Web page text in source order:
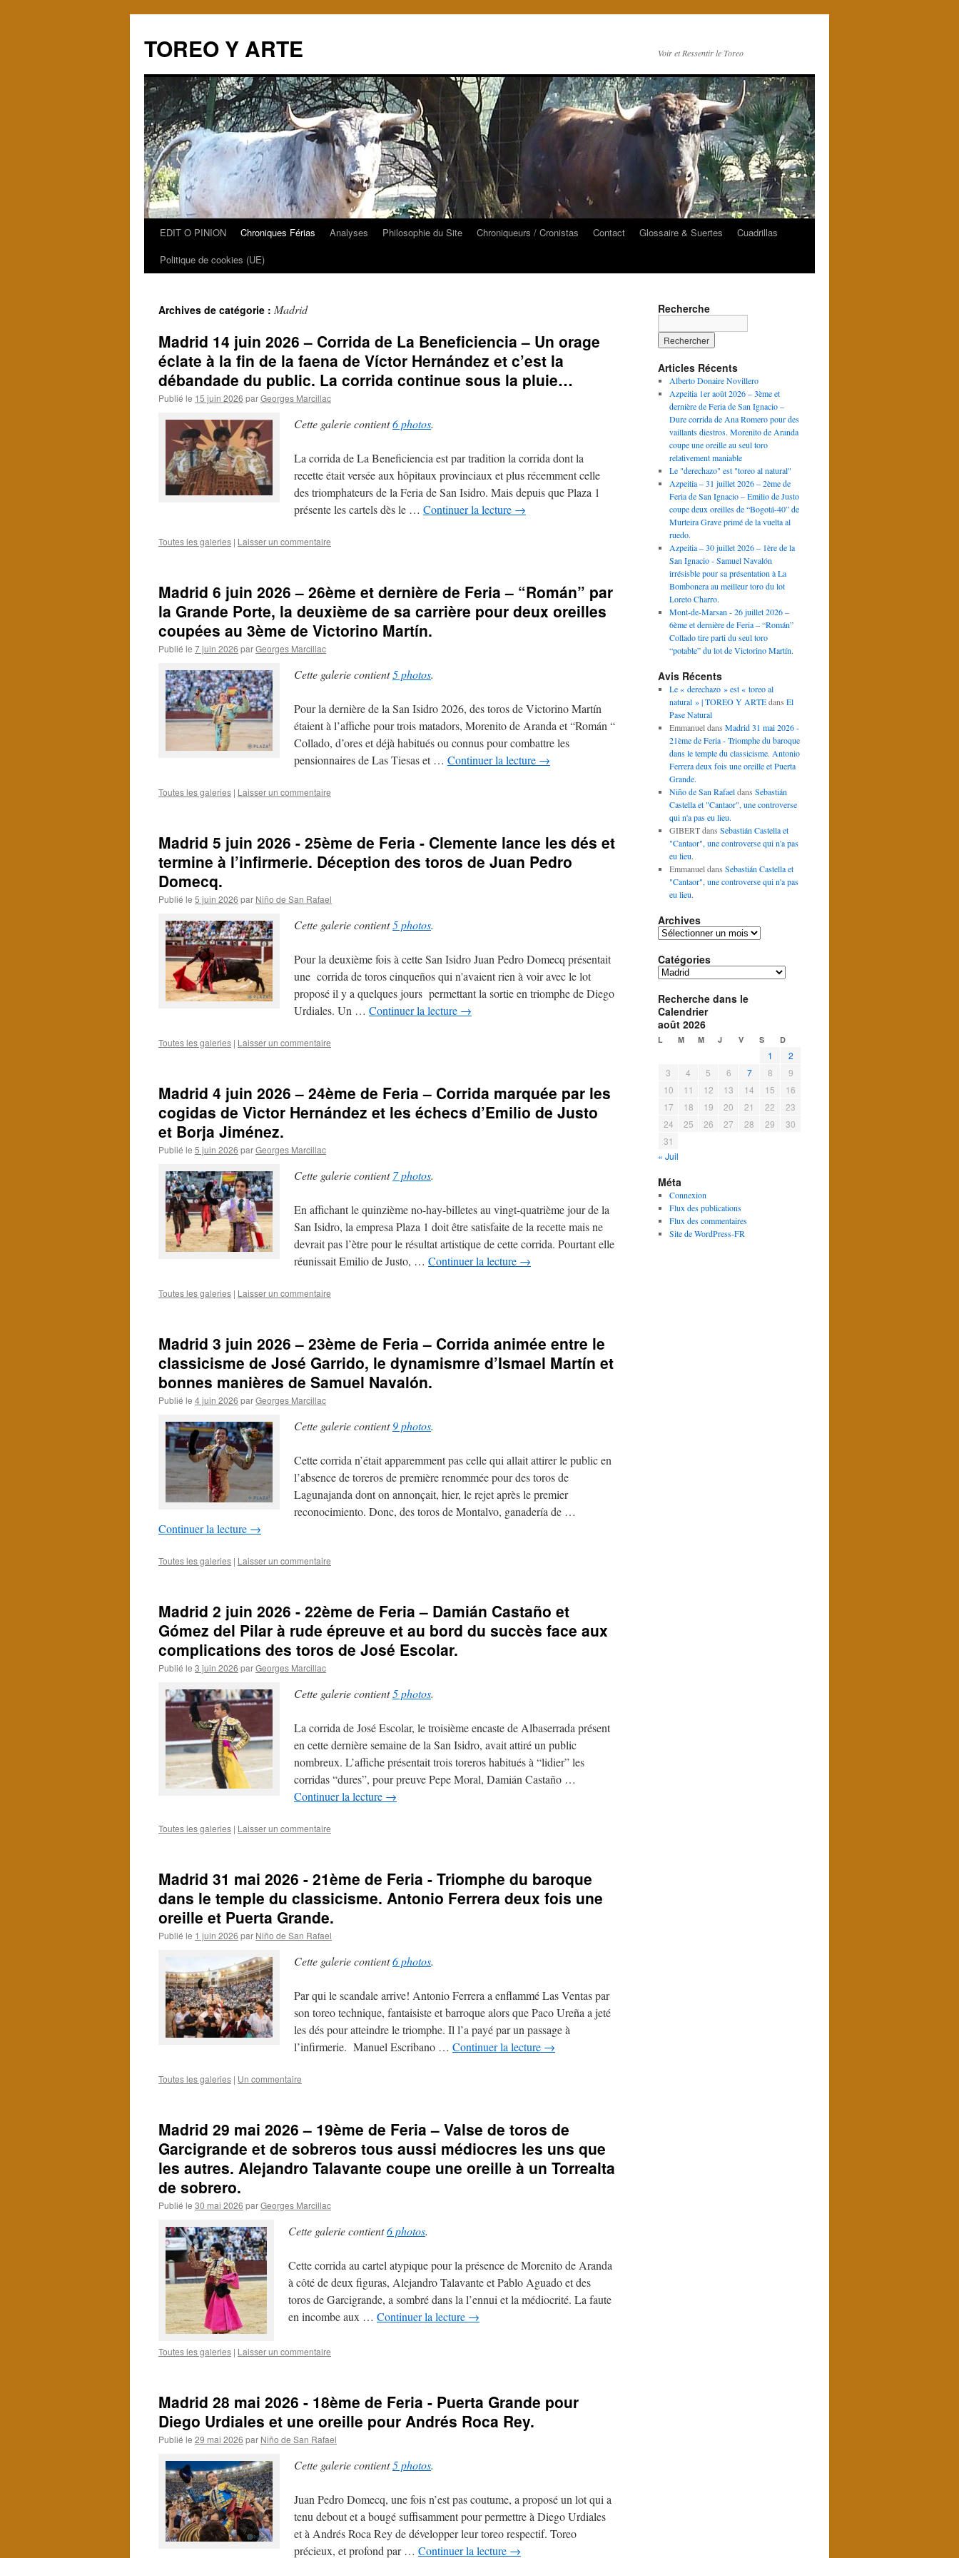
TOREO Y ARTE Voir et Ressentir le Toreo
AllerEDIT O PINION Chroniques Férias Analyses Philosophie du Site Chroniqueurs / Cronistas Contact Glossaire & Suertes
Cuadrillas
Politique de cookies (UE)
Archives de catégorie : Madrid
Madrid 14 juin 2026 – Corrida de La Beneficiencia – Un orage
éclate à la fin de la faena de Víctor Hernández et c’est la
débandade du public. La corrida continue sous la pluie…
Publié le 15 juin 2026 parGeorges Marcillac
Cette galerie contient6 photos.
La corrida de La Beneficiencia est par tradition la corrida dont la
recette était versée aux hôpitaux provinciaux et plus récemment celle
des triomphateurs de la Feria de San Isidro. Mais depuis que Plaza 1
présente les cartels dès le … Continuer la lecture →
Toutes les galeries | Laisser un commentaire
Madrid 6 juin 2026 – 26ème et dernière de Feria – “Román” par
la Grande Porte, la deuxième de sa carrière pour deux oreilles
coupées au 3ème de Victorino Martín.
Publié le 7 juin 2026 parGeorges Marcillac
Cette galerie contient5 photos.
Pour la dernière de la San Isidro 2026, des toros de Victorino Martín
étaient à l’affiche pour trois matadors, Morenito de Aranda et “Román “
Collado, d’ores et déjà habitués ou connus pour combattre les
pensionnaires de Las Tiesas et … Continuer la lecture →
Toutes les galeries | Laisser un commentaire
Madrid 5 juin 2026 - 25ème de Feria - Clemente lance les dés et
termine à l’infirmerie. Déception des toros de Juan Pedro
Domecq.
Publié le 5 juin 2026 par Niño de San Rafael
Cette galerie contient5 photos.
Pour la deuxième fois à cette San Isidro Juan Pedro Domecq présentait
une corrida de toros cinqueños qui n'avaient rien à voir avec le lot
proposé il y a quelques jours permettant la sortie en triomphe de Diego
Urdiales. Un … Continuer la lecture →
Toutes les galeries | Laisser un commentaire
Madrid 4 juin 2026 – 24ème de Feria – Corrida marquée par les
cogidas de Vìctor Hernández et les échecs d’Emilio de Justo
et Borja Jiménez.
Publié le 5 juin 2026 parGeorges Marcillac
Cette galerie contient7 photos.
En affichant le quinzième no-hay-billetes au vingt-quatrième jour de la
San Isidro, la empresa Plaza 1 doit être satisfaite de la recette mais ne
devrait pas l’ètre pour le résultat artistique de cette corrida. Pourtant elle
réunissait Emilio de Justo, … Continuer la lecture →
Toutes les galeries | Laisser un commentaire
Madrid 3 juin 2026 – 23ème de Feria – Corrida animée entre le
classicisme de José Garrido, le dynamismre d’Ismael Martín et
bonnes manières de Samuel Navalón.
Publié le 4 juin 2026 parGeorges Marcillac
Cette galerie contient9 photos.
Cette corrida n’était apparemment pas celle qui allait attirer le public en
l’absence de toreros de première renommée pour des toros de
Lagunajanda dont on annonçait, hier, le rejet après le premier
reconocimiento. Donc, des toros de Montalvo, ganadería de …
Continuer la lecture →
Toutes les galeries | Laisser un commentaire
Madrid 2 juin 2026 - 22ème de Feria – Damián Castaño et
Gómez del Pilar à rude épreuve et au bord du succès face aux
complications des toros de José Escolar.
Publié le 3 juin 2026 parGeorges Marcillac
Cette galerie contient5 photos.
La corrida de José Escolar, le troisième encaste de Albaserrada présent
en cette dernière semaine de la San Isidro, avait attiré un public
nombreux. L’affiche présentait trois toreros habitués à “lidier” les
corridas “dures”, pour preuve Pepe Moral, Damián Castaño …
Continuer la lecture →
Toutes les galeries | Laisser un commentaire
Madrid 31 mai 2026 - 21ème de Feria - Triomphe du baroque
dans le temple du classicisme. Antonio Ferrera deux fois une
oreille et Puerta Grande.
Publié le 1 juin 2026 par Niño de San Rafael
Cette galerie contient6 photos.
Par qui le scandale arrive! Antonio Ferrera a enflammé Las Ventas par
son toreo technique, fantaisiste et barroque alors que Paco Ureña a jeté
les dés pour atteindre le triomphe. Il l’a payé par un passage à
l’infirmerie. Manuel Escribano … Continuer la lecture →
Toutes les galeries | Un commentaire
Madrid 29 mai 2026 – 19ème de Feria – Valse de toros de
Garcigrande et de sobreros tous aussi médiocres les uns que
les autres. Alejandro Talavante coupe une oreille à un Torrealta
de sobrero.
Publié le 30 mai 2026 parGeorges Marcillac
Cette galerie contient6 photos.
Cette corrida au cartel atypique pour la présence de Morenito de Aranda
à côté de deux figuras, Alejandro Talavante et Pablo Aguado et des
toros de Garcigrande, a sombré dans la l’ennui et la médiocrité. La faute
en incombe aux … Continuer la lecture →
Toutes les galeries | Laisser un commentaire
Madrid 28 mai 2026 - 18ème de Feria - Puerta Grande pour
Diego Urdiales et une oreille pour Andrés Roca Rey.
Publié le 29 mai 2026 par Niño de San Rafael
Cette galerie contient5 photos.
Juan Pedro Domecq, une fois n’est pas coutume, a proposé un lot qui a
tenu debout et a bougé suffisamment pour permettre à Diego Urdiales
et à Andrés Roca Rey de développer leur toreo respectif. Toreo
précieux, et profond par … Continuer la lecture →
Recherche
Articles Récents
Alberto Donaire Novillero
Azpeitia 1er août 2026 – 3ème et
dernière de Feria de San Ignacio –
Dure corrida de Ana Romero pour des
vaillants diestros. Morenito de Aranda
coupe une oreille au seul toro
relativement maniable
Le "derechazo" est "toreo al natural"
Azpeitia – 31 juillet 2026 – 2ème de
Feria de San Ignacio – Emilio de Justo
coupe deux oreilles de “Bogotá-40” de
Murteira Grave primé de la vuelta al
ruedo.
Azpeitia – 30 juillet 2026 – 1ère de la
San Ignacio - Samuel Navalón
irrésisble pour sa présentation à La
Bombonera au meilleur toro du lot
Loreto Charro.
Mont-de-Marsan - 26 juillet 2026 –
6ème et dernière de Feria – “Román”
Collado tire parti du seul toro
“potable” du lot de Victorino Martín.
Avis Récents
Le « derechazo » est « toreo al
natural » | TOREO Y ARTEdans El
Pase Natural
Emmanueldans Madrid 31 mai 2026 -
21ème de Feria - Triomphe du baroque
dans le temple du classicisme. Antonio
Ferrera deux fois une oreille et Puerta
Grande.
Niño de San Rafaeldans Sebastián
Castella et "Cantaor", une controverse
qui n'a pas eu lieu.
GIBERTdans Sebastián Castella et
"Cantaor", une controverse qui n'a pas
eu lieu.
Emmanueldans Sebastián Castella et
"Cantaor", une controverse qui n'a pas
eu lieu.
Archives
Archives
Catégories
Catégories
Recherche dans le
Calendrier
août 2026
L M M J V S D
1
2
3
4 5 6 7 8
9
10
11 12 13 14 15
16
17
18 19 20 21 22
23
24
25 26 27 28 29
30
31
« Juil
Méta
Connexion
Flux des publications
Flux des commentaires
Site de WordPress-FR